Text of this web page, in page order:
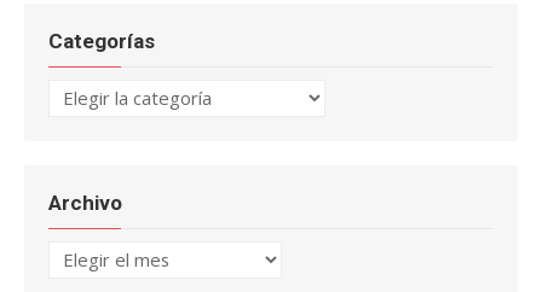
Categorías
Categorías
Archivo
Archivo